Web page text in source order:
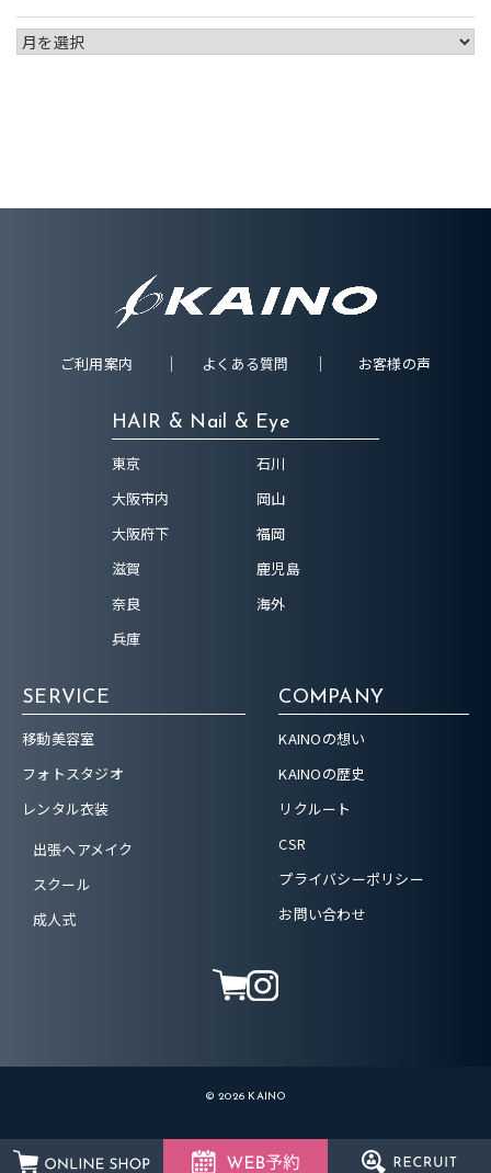
ご利用案内 よくある質問 お客様の声
HAIR & Nail & Eye
東京
大阪市内
大阪府下
滋賀
奈良
兵庫
石川
岡山
福岡
鹿児島
海外
SERVICE
移動美容室
フォトスタジオ
レンタル衣装
出張ヘアメイク
スクール
成人式
COMPANY
KAINOの想い
KAINOの歴史
リクルート
CSR
プライバシーポリシー
お問い合わせ
© 2026 KAINO